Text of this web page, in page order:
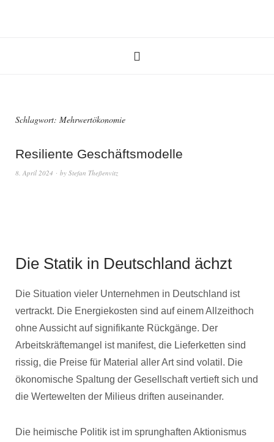
Schlagwort: Mehrwertökonomie
Resiliente Geschäftsmodelle
8. April 2024 by Stefan Theßenvitz
Die Statik in Deutschland ächzt
Die Situation vieler Unternehmen in Deutschland ist
vertrackt. Die Energiekosten sind auf einem Allzeithoch
ohne Aussicht auf signifikante Rückgänge. Der
Arbeitskräftemangel ist manifest, die Lieferketten sind
rissig, die Preise für Material aller Art sind volatil. Die
ökonomische Spaltung der Gesellschaft vertieft sich und
die Wertewelten der Milieus driften auseinander.
Die heimische Politik ist im sprunghaften Aktionismus